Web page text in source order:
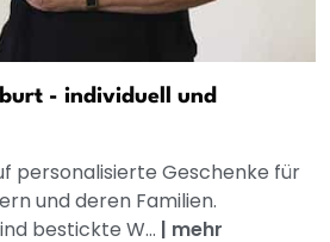
- individuell und
personalisierte Geschenke für
und deren Familien.
bestickte W... | mehr